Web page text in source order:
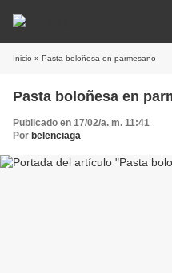
Inicio » Pasta boloñesa en parmesano
Pasta boloñesa en
Publicado en 17/02/a. m. 11:41
Por belenciaga